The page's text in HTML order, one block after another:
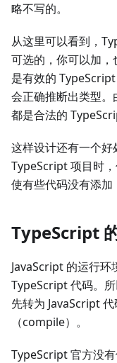
略不写的。
从这里可以看到，
可选的，你可以加
是有效的
会正确推断出类型
都是合法的
这样设计还有一个
TypeScript 项目时
使有些代码没有添加
TypeScript
JavaScript 的运行
TypeScript 代码。
先转为 JavaScript
（compile）。
TypeScript 官方没